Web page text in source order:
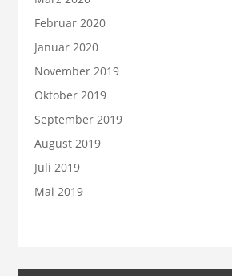
Februar 2020
Januar 2020
November 2019
Oktober 2019
September 2019
August 2019
Juli 2019
Mai 2019